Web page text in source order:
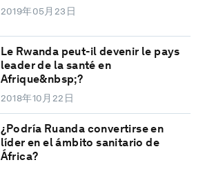
2019年05月23日
Le Rwanda peut-il devenir le pays
leader de la santé en
Afrique&nbsp;?
2018年10月22日
¿Podría Ruanda convertirse en
líder en el ámbito sanitario de
África?